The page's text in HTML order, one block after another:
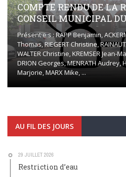
COMPTE RENDU DE LA
CONSEIL MUNICIPAL
Présent·e·s : RAPP Benjamin,
Thomas, RIEGERT Christine,
WALTER Christine, KREMSER Jean-
DRION Georges, MENRATH Audrey,
Marjorie, MARX Mike, ...
AU FIL DES JOURS
29 JUILLET 2026
Restriction d’eau